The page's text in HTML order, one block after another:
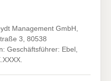
Management GmbH,
3, 80538
Geschäftsführer: Ebel,